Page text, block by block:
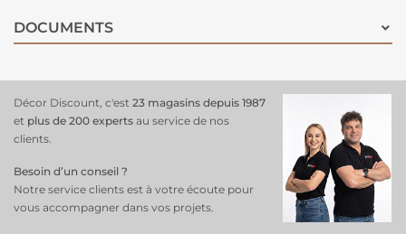
DOCUMENTS
Décor Discount, c'est 23 magasins depuis 1987
et plus de 200 experts au service de nos
clients.
Besoin d’un conseil ?
Notre service clients est à votre écoute pour
vous accompagner dans vos projets.